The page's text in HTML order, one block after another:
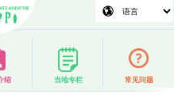
绍 当地专栏 常见问题